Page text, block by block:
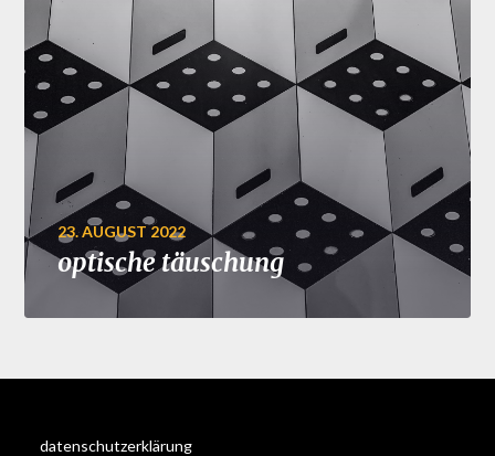
23. AUGUST 2022
optische täuschung
datenschutzerklärung